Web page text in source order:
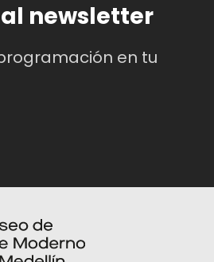
newsletter
en tu